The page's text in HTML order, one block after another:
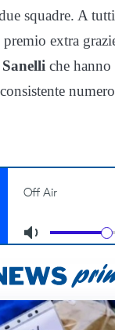
squadre. A
extra
che hanno